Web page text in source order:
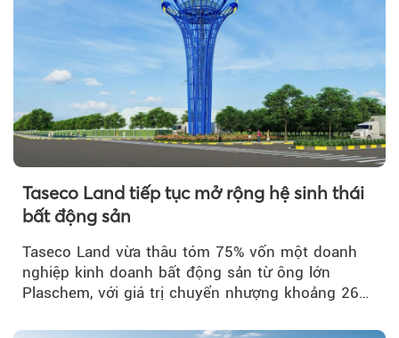
Taseco Land tiếp tục mở rộng hệ sinh thái
bất động sản
Taseco Land vừa thâu tóm 75% vốn một doanh
nghiệp kinh doanh bất động sản từ ông lớn
Plaschem, với giá trị chuyển nhượng khoảng 262